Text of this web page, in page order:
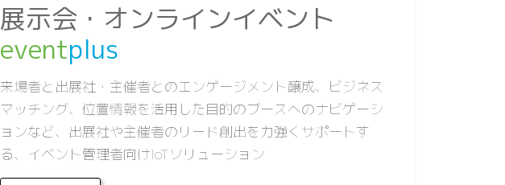
展示会・オンラインイベント
eventplus
来場者と出展社・主催者とのエンゲージメント醸成、ビジネス
マッチング、位置情報を活用した目的のブースへのナビゲーシ
ョンなど、出展社や主催者のリード創出を力強くサポートす
る、イベント管理者向けIoTソリューション